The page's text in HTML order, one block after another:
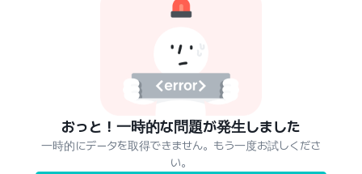
おっと！一時的な問題が発生しました
一時的にデータを取得できません。もう一度お試しくださ
い。